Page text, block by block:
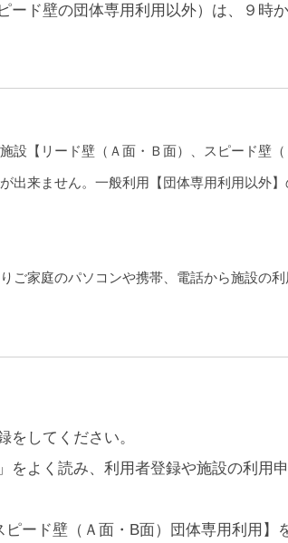
ド壁の団体専用利用以外）は、９時
【リード壁（Ａ面・Ｂ面）、スピード壁
出来ません。一般利用【団体専用利用以外
ご家庭のパソコンや携帯、電話から施設の
してください。
よく読み、利用者登録や施設の利用
ード壁（Ａ面・B面）団体専用利用】